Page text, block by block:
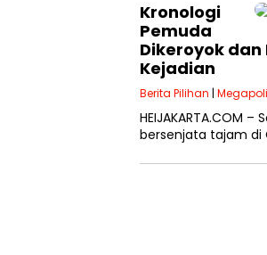
Kronologi
Pemuda
Dikeroyok dan
Kejadian
Berita Pilihan |
HEIJAKARTA.COM
bersenjata tajam di